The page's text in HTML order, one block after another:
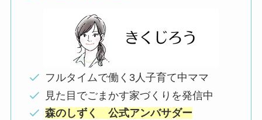
フルタイムで働く3人子育て中ママ
見た目でごまかす家づくりを発信中
森のしずく 公式アンバサダー